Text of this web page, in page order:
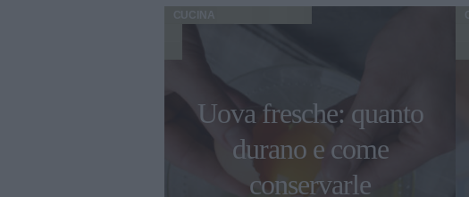
CUCINA
Uova fresche: quanto
durano e come
conservarle